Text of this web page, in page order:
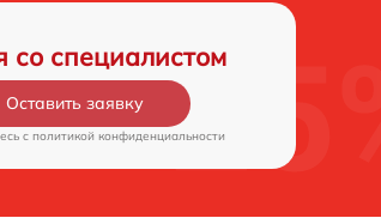
со специалистом
Оставить заявку
c политикой конфиденциальности